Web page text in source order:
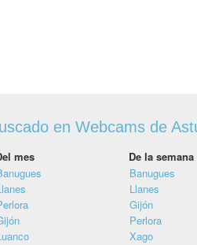
en Webcams de
mes
De la semana
Banugues
Llanes
Gijón
Perlora
Xago